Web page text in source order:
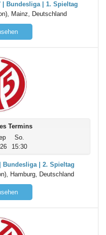
| Bundesliga | 1. Spieltag
Mainz, Deutschland
Termins
So.
15:30
Bundesliga | 2. Spieltag
Hamburg, Deutschland